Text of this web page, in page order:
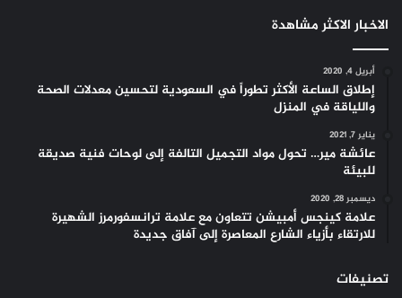
الاخبار الاكثر مشاهدة
أبريل 4, 2020
إطلاق الساعة الأكثر تطوراً في السعودية لتحسين معدلات الصحة
واللياقة في المنزل
يناير 7, 2021
عائشة مير… تحول مواد التجميل التالفة إلى لوحات فنية صديقة
للبيئة
ديسمبر 28, 2020
علامة كينجس أمبيشن تتعاون مع علامة ترانسفورمرز الشهيرة
للارتقاء بأزياء الشارع المعاصرة إلى آفاق جديدة
تصنيفات